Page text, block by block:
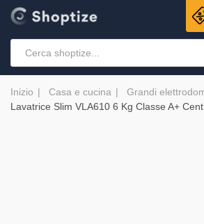
Inizio Casa e cucina Grandi
Lavatrice Slim VLA610 6 Kg Classe A+